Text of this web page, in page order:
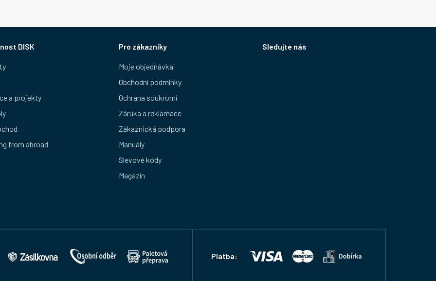
DISK
a projekty
from abroad
Pro zákazníky
Moje objednávka
Obchodní podmínky
Ochrana soukromí
Záruka a reklamace
Zákaznická podpora
Manuály
Slevové kódy
Magazín
Sledujte nás
Platba: